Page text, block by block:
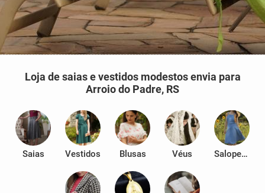
Loja de saias e vestidos modestos envia para
Arroio do Padre, RS
Saias Vestidos Blusas Véus Salopetes